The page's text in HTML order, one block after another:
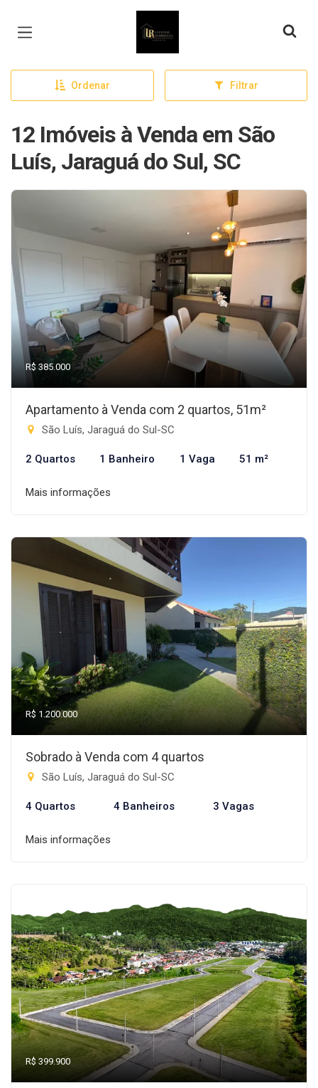
Página inicial
Ordenar Filtrar
12 Imóveis à Venda em São
Luís, Jaraguá do Sul, SC
R$ 385.000
Apartamento à Venda com 2 quartos, 51m²
São Luís, Jaraguá do Sul-SC
2 Quartos 1 Banheiro 1 Vaga 51 m²
Mais informações
R$ 1.200.000
Sobrado à Venda com 4 quartos
São Luís, Jaraguá do Sul-SC
4 Quartos 4 Banheiros 3 Vagas
Mais informações
R$ 399.900